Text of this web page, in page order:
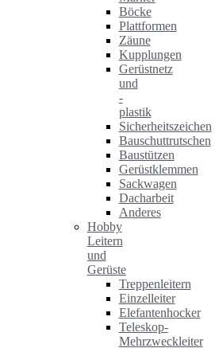
Böcke
Plattformen
Zäune
Kupplungen
Gerüstnetz
und
-
plastik
Sicherheitszeichen
Bauschuttrutschen
Baustützen
Gerüstklemmen
Sackwagen
Dacharbeit
Anderes
Hobby
Leitern
und
Gerüste
Treppenleitern
Einzelleiter
Elefantenhocker
Teleskop-
Mehrzweckleiter